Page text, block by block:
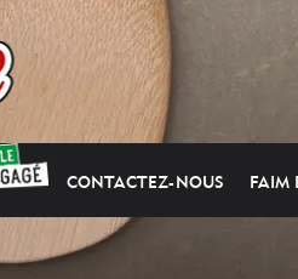
CONTACTEZ-NOUS FAIM